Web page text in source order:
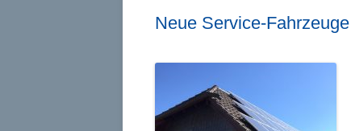
Neue Service-Fahrzeuge